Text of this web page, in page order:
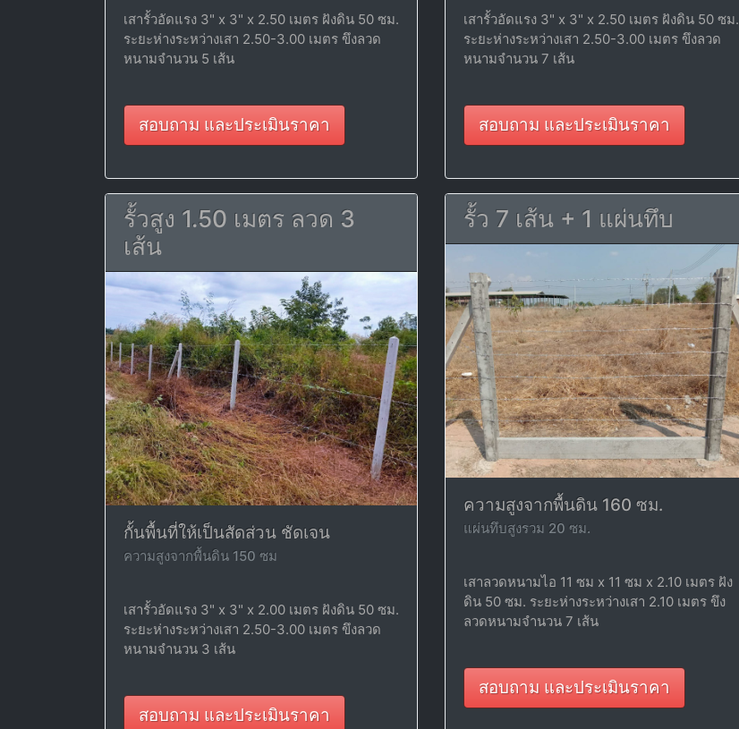
เสารั้วอัดแรง 3" x 3" x 2.50 เมตร ฝังดิน 50 ซม.
ระยะห่างระหว่างเสา 2.50-3.00 เมตร ขึงลวด
หนามจำนวน 5 เส้น
สอบถาม และประเมินราคา
เสารั้วอัดแรง 3" x 3" x 2.50 เมตร ฝังดิน 50 ซม.
ระยะห่างระหว่างเสา 2.50-3.00 เมตร ขึงลวด
หนามจำนวน 7 เส้น
สอบถาม และประเมินราคา
รั้วสูง 1.50 เมตร ลวด 3
เส้น
กั้นพื้นที่ให้เป็นสัดส่วน ชัดเจน
ความสูงจากพื้นดิน 150 ซม
เสารั้วอัดแรง 3" x 3" x 2.00 เมตร ฝังดิน 50 ซม.
ระยะห่างระหว่างเสา 2.50-3.00 เมตร ขึงลวด
หนามจำนวน 3 เส้น
สอบถาม และประเมินราคา
รั้ว 7 เส้น + 1 แผ่นทึบ
ความสูงจากพื้นดิน 160 ซม.
แผ่นทึบสูงรวม 20 ซม.
เสาลวดหนามไอ 11 ซม x 11 ซม x 2.10 เมตร ฝัง
ดิน 50 ซม. ระยะห่างระหว่างเสา 2.10 เมตร ขึง
ลวดหนามจำนวน 7 เส้น
สอบถาม และประเมินราคา